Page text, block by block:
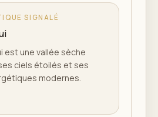
SIGNALÉ
est une vallée sèche
ciels étoilés et ses
modernes.